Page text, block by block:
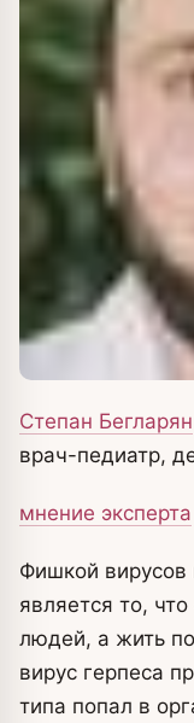
Степан Бегларян
врач-педиатр,
мнение эксперта
Фишкой вирусов
является то,
людей, а жить
вирус герпеса
типа попал в